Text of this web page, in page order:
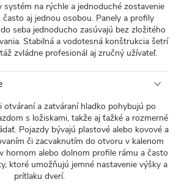
na rýchle a jednoduché zostavenie
aj jednou osobou. Panely a profily
seba jednoducho zasúvajú bez zložitého
Stabilná a vodotesná konštrukcia šetrí
zvládne profesionál aj zručný užívateľ.
otváraní a zatváraní hladko pohybujú po
s ložiskami, takže aj ťažké a rozmerné
Pojazdy bývajú plastové alebo kovové a
či zacvaknutím do otvoru v kalenom
hornom alebo dolnom profile rámu a často
ktoré umožňujú jemné nastavenie výšky a
prítlaku dverí.